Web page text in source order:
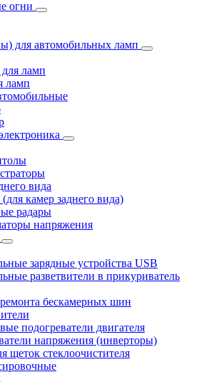
огни
для автомобильных ламп
ламп
ламп
вида
камер заднего вида)
радары
напряжения
зарядные устройства USB
разветвители в прикуриватель
бескамерных шин
подогреватели двигателя
напряжения (инверторы)
щеток стеклоочистителя